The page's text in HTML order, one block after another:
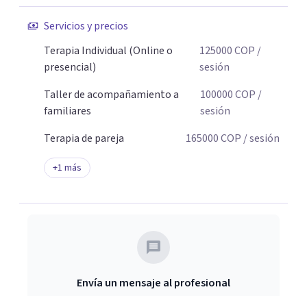
Servicios y precios
Terapia Individual (Online o
presencial)
125000COP /
sesión
Taller de acompañamiento a
familiares
100000COP /
sesión
Terapia de pareja
165000COP / sesión
+1 más
Envía un mensaje al profesional